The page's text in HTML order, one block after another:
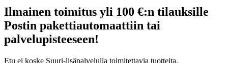
Ilmainen toimitus yli 100 €:n tilauksille
Postin pakettiautomaattiin tai
palvelupisteeseen!
Etu ei koske Suuri‑lisäpalvelulla toimitettavia tuotteita.